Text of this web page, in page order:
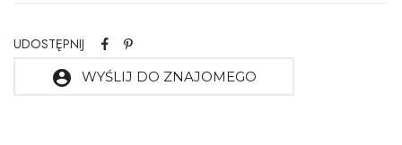
UDOSTĘPNIJ
account_circle WYŚLIJ DO ZNAJOMEGO